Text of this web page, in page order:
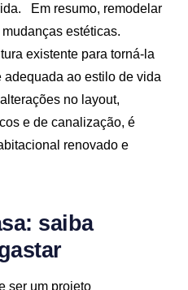
Em resumo, remodelar
estéticas.
existente para torná-la
ao estilo de vida
no layout,
e de canalização, é
renovado e
saiba
ser um projeto